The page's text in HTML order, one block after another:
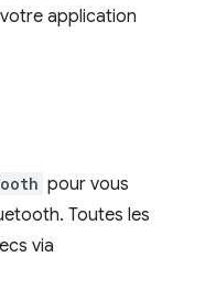
application
pour vous
Toutes les
via